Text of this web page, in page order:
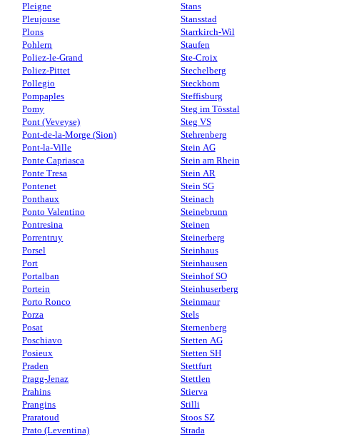
Pleigne
Pleujouse
Plons
Pohlern
Poliez-le-Grand
Poliez-Pittet
Pollegio
Pompaples
Pomy
Pont (Veveyse)
Pont-de-la-Morge (Sion)
Pont-la-Ville
Ponte Capriasca
Ponte Tresa
Pontenet
Ponthaux
Ponto Valentino
Pontresina
Porrentruy
Porsel
Port
Portalban
Portein
Porto Ronco
Porza
Posat
Poschiavo
Posieux
Praden
Pragg-Jenaz
Prahins
Prangins
Praratoud
Prato (Leventina)
Stans
Stansstad
Starrkirch-Wil
Staufen
Ste-Croix
Stechelberg
Steckborn
Steffisburg
Steg im Tösstal
Steg VS
Stehrenberg
Stein AG
Stein am Rhein
Stein AR
Stein SG
Steinach
Steinebrunn
Steinen
Steinerberg
Steinhaus
Steinhausen
Steinhof SO
Steinhuserberg
Steinmaur
Stels
Sternenberg
Stetten AG
Stetten SH
Stettfurt
Stettlen
Stierva
Stilli
Stoos SZ
Strada